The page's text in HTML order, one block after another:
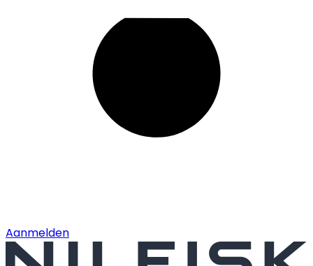
Aanmelden